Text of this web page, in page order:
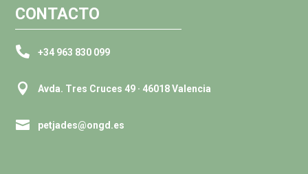
CONTACTO
 +34 963 830 099
 Avda. Tres Cruces 49 · 46018 Valencia
 petjades@ongd.es